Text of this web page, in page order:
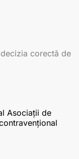
corectă de
Asociații de